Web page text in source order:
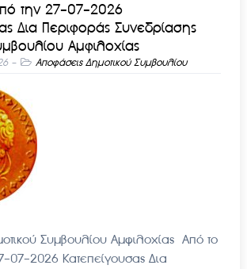
την 27-07-2026
Δια Περιφοράς Συνεδρίασης
Αμφιλοχίας
- Αποφάσεις Δημοτικού Συμβουλίου
Συμβουλίου Αμφιλοχίας Από το
07-2026 Κατεπείγουσας Δια